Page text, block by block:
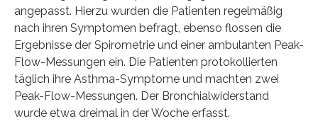
angepasst. Hierzu wurden die Patienten regelmäßig
nach ihren Symptomen befragt, ebenso flossen die
Ergebnisse der Spirometrie und einer ambulanten Peak-
Flow-Messungen ein. Die Patienten protokollierten
täglich ihre Asthma-Symptome und machten zwei
Peak-Flow-Messungen. Der Bronchialwiderstand
wurde etwa dreimal in der Woche erfasst.